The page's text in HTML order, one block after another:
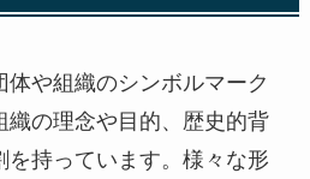
や組織のシンボルマーク
織の理念や目的、歴史的背
を持っています。様々な形